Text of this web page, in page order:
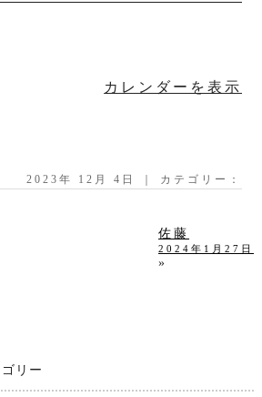
カレンダーを表示
2023年 12月 4日 ｜ カテゴリー：
佐藤
2024年1月27日
»
リー